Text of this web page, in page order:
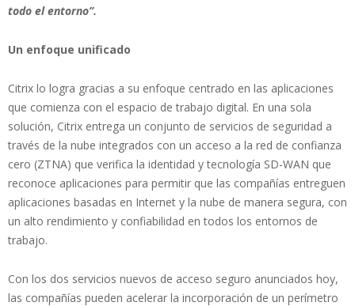
todo el entorno”.
Un enfoque unificado
Citrix lo logra gracias a su enfoque centrado en las aplicaciones
que comienza con el espacio de trabajo digital. En una sola
solución, Citrix entrega un conjunto de servicios de seguridad a
través de la nube integrados con un acceso a la red de confianza
cero (ZTNA) que verifica la identidad y tecnología SD-WAN que
reconoce aplicaciones para permitir que las compañías entreguen
aplicaciones basadas en Internet y la nube de manera segura, con
un alto rendimiento y confiabilidad en todos los entornos de
trabajo.
Con los dos servicios nuevos de acceso seguro anunciados hoy,
las compañías pueden acelerar la incorporación de un perímetro